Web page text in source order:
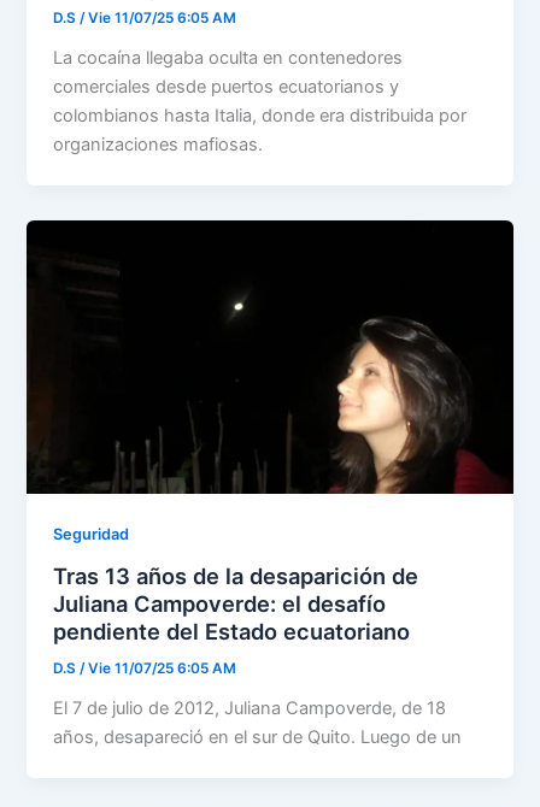
D.S/Vie 11/07/25 6:05 AM
La cocaína llegaba oculta en contenedores
comerciales desde puertos ecuatorianos y
colombianos hasta Italia, donde era distribuida por
organizaciones mafiosas.
Seguridad
Tras 13 años de la desaparición de
Juliana Campoverde: el desafío
pendiente del Estado ecuatoriano
D.S/Vie 11/07/25 6:05 AM
El 7 de julio de 2012, Juliana Campoverde, de 18
años, desapareció en el sur de Quito. Luego de un